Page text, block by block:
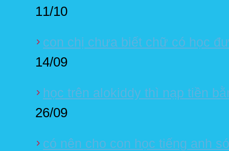
11/10
con chị chưa biết chữ có học
14/09
học trên alokiddy thì nạp tiền
26/09
có nên cho con học tiếng anh